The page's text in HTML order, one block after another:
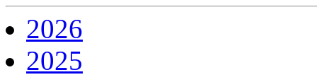
2026
2025